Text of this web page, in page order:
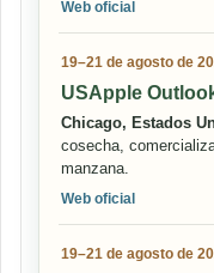
Web oficial
19–21 de agosto de
USApple
Chicago, Estados
cosecha,
manzana.
Web oficial
19–21 de agosto de